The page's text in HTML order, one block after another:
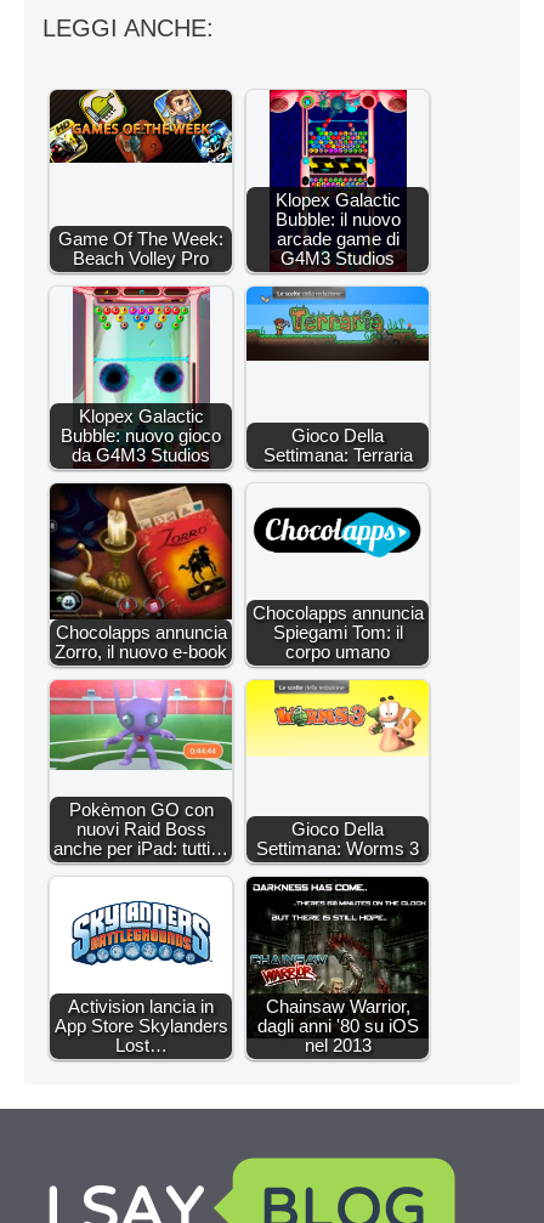
LEGGI ANCHE:
Game Of The Week:
Beach Volley Pro
Klopex Galactic
Bubble: il nuovo
arcade game di
G4M3 Studios
Klopex Galactic
Bubble: nuovo gioco
da G4M3 Studios
Gioco Della
Settimana: Terraria
Chocolapps annuncia
Zorro, il nuovo e-book
Chocolapps annuncia
Spiegami Tom: il
corpo umano
Pokèmon GO con
nuovi Raid Boss
anche per iPad: tutti…
Gioco Della
Settimana: Worms 3
Activision lancia in
App Store Skylanders
Lost…
Chainsaw Warrior,
dagli anni '80 su iOS
nel 2013